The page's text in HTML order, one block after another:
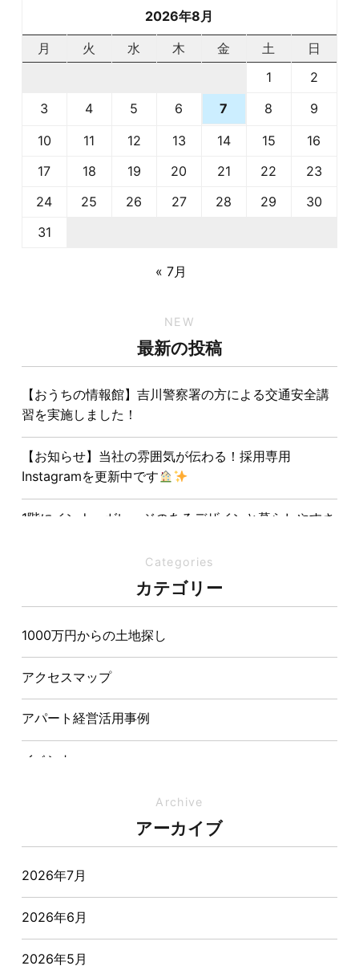
2026年8月
月
火 水 木 金 土
日
1
2
3
4 5 6 7 8
9
10
11 12 13 14 15
16
17
18 19 20 21 22
23
24
25 26 27 28 29
30
31
« 7月
NEW
最新の投稿
【おうちの情報館】吉川警察署の方による交通安全講
習を実施しました！
【お知らせ】当社の雰囲気が伝わる！採用専用
Instagramを更新中です
1階にインナーガレージのあるデザインと暮らしやすさ
夏の熱中症対策は家づくりから。屋根・壁・基礎の構
造が快適さをつくる理由
【埼玉県経営品質知事賞】大野知事へ受賞のご報告と
表敬訪問を行いました
Categories
カテゴリー
1000万円からの土地探し
アクセスマップ
アパート経営活用事例
イベント
オーナー様からの質問
おすすめ物件
お客様インタビュー
Archive
アーカイブ
2026年7月
2026年6月
2026年5月